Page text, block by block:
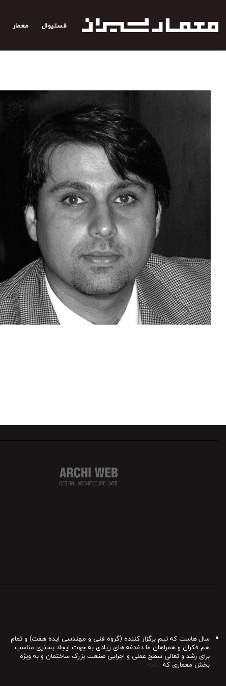
محتوا
فستیوال معمار
سال هاست که تیم برگزار کننده (گروه فنی و مهندسی ایده هفت) و تمام
هم فکران و همراهان ما دغدغه های زیادی به جهت ایجاد بستری مناسب
برای رشد و تعالی سطح عملی و اجرایی صنعت بزرک ساختمان و به ویژه
بخش معماری که ادامه ..